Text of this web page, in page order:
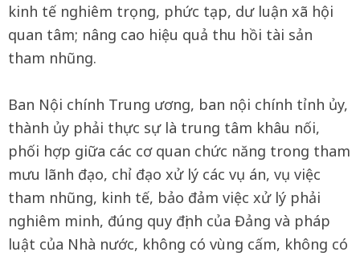
kinh tế nghiêm trọng, phức tạp, dư luận xã hội
quan tâm; nâng cao hiệu quả thu hồi tài sản
tham nhũng.
Ban Nội chính Trung ương, ban nội chính tỉnh ủy,
thành ủy phải thực sự là trung tâm khâu nối,
phối hợp giữa các cơ quan chức năng trong tham
mưu lãnh đạo, chỉ đạo xử lý các vụ án, vụ việc
tham nhũng, kinh tế, bảo đảm việc xử lý phải
nghiêm minh, đúng quy định của Đảng và pháp
luật của Nhà nước, không có vùng cấm, không có